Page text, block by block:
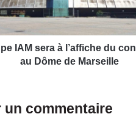
IAM sera à l’affiche du
au Dôme de Marseille
un commentaire